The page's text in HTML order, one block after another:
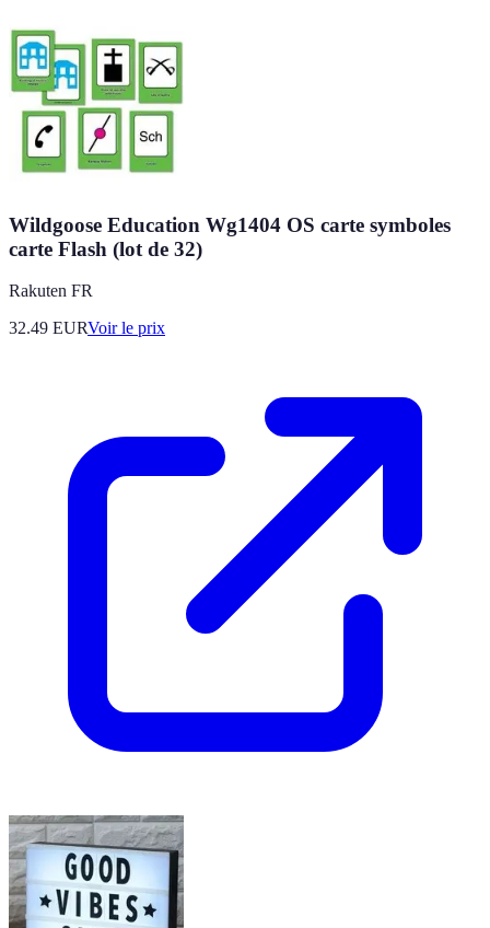
Wildgoose Education Wg1404 OS carte symboles
carte Flash (lot de 32)
Rakuten FR
32.49 EURVoir le prix